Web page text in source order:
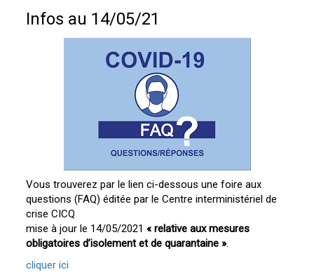
Infos au 14/05/21
Vous trouverez par le lien ci-dessous une foire aux
questions (FAQ) éditée par le Centre interministériel de
crise CICQ
mise à jour le 14/05/2021 « relative aux mesures
obligatoires d’isolement et de quarantaine ».
cliquer ici